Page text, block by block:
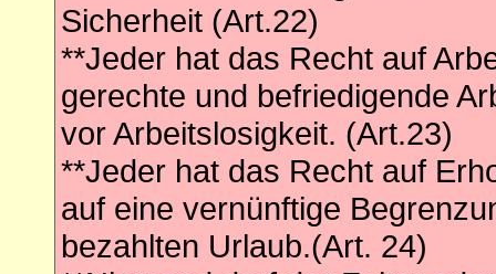
Sicherheit (Art.22)
**Jeder hat das Recht auf
gerechte und befriedigende
vor Arbeitslosigkeit. (Art.23)
**Jeder hat das Recht auf
auf eine vernünftige
bezahlten Urlaub.(Art. 24)